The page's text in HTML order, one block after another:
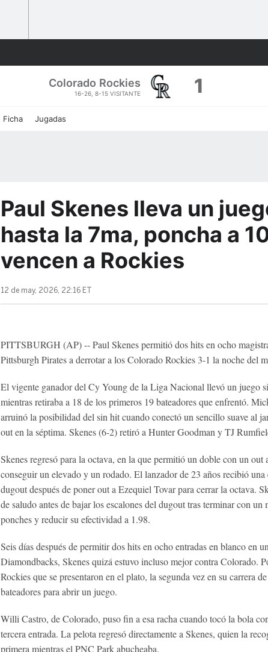
Colorado Rockies
16-26 , 8-15 VISITANTE 1
Ficha Jugadas
Paul Skenes lleva un
hasta la 7ma, poncha a
vencen a Rockies
12 de may, 2026, 22:16 ET
PITTSBURGH (AP) -- Paul Skenes permitió dos hits en ocho
Pittsburgh Pirates a derrotar a los Colorado Rockies 3-1 la noche del
El vigente ganador del Cy Young de la Liga Nacional llevó un juego
mientras retiraba a 18 de los primeros 19 bateadores que enfrentó.
arruinó la posibilidad del sin hit cuando conectó un sencillo suave al
out en la séptima. Skenes (6-2) retiró a Hunter Goodman y TJ
Skenes regresó para la octava, en la que permitió un doble con un out
conseguir un elevado y un rodado. El lanzador de 23 años recibió
dugout después de poner out a Ezequiel Tovar para cerrar la octava.
de saludo antes de bajar los escalones del dugout tras terminar con
ponches y reducir su efectividad a 1.98.
Seis días después de permitir dos hits en ocho entradas en blanco en
Diamondbacks, Skenes quizá estuvo incluso mejor contra Colorado.
Rockies que se presentaron en el plato, la segunda vez en su carrera
bateadores para abrir un juego.
Willi Castro, de Colorado, puso fin a esa racha cuando tocó la bola
tercera entrada. La pelota regresó directamente a Skenes, quien la
primera mientras el PNC Park abucheaba.